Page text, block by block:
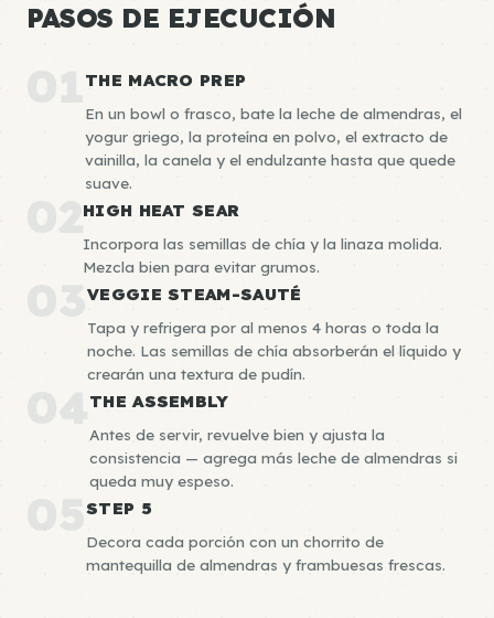
PASOS DE EJECUCIÓN
01THE MACRO PREP
En un bowl o frasco, bate la leche de almendras, el
yogur griego, la proteína en polvo, el extracto de
vainilla, la canela y el endulzante hasta que quede
suave.
02HIGH HEAT SEAR
Incorpora las semillas de chía y la linaza molida.
Mezcla bien para evitar grumos.
03VEGGIE STEAM-SAUTÉ
Tapa y refrigera por al menos 4 horas o toda la
noche. Las semillas de chía absorberán el líquido y
crearán una textura de pudín.
04THE ASSEMBLY
Antes de servir, revuelve bien y ajusta la
consistencia — agrega más leche de almendras si
queda muy espeso.
05STEP 5
Decora cada porción con un chorrito de
mantequilla de almendras y frambuesas frescas.